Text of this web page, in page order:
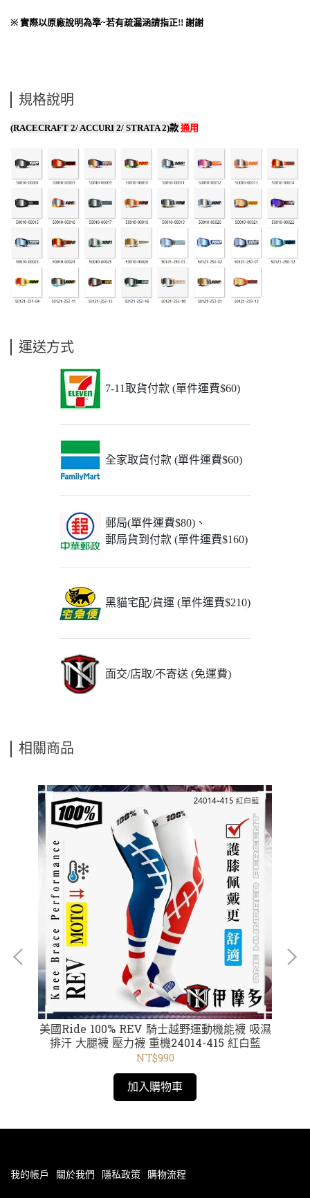
※ 實際以原廠說明為準~若有疏漏涵請指正!! 謝謝
規格說明
(RACECRAFT 2/ ACCURI 2/ STRATA 2)款 通用
運送方式
7-11取貨付款 (單件運費$60)
全家取貨付款 (單件運費$60)
郵局(單件運費$80)、
郵局貨到付款 (單件運費$160)
黑貓宅配/貨運 (單件運費$210)
面交/店取/不寄送 (免運費)
相關商品
美國Ride 100% REV 騎士越野運動機能襪 吸濕
排汗 大腿襪 壓力襪 重機24014-415 紅白藍
NT$990
加入購物車
我的帳戶 關於我們 隱私政策 購物流程